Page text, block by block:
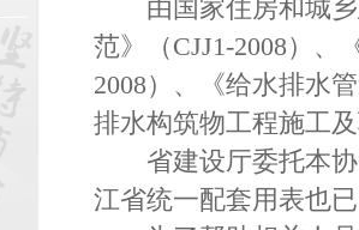
由国家住房和城乡
范》（CJJ1-2008）、
2008）、《给水排水
排水构筑物工程施工
省建设厅委托本协
江省统一配套用表也